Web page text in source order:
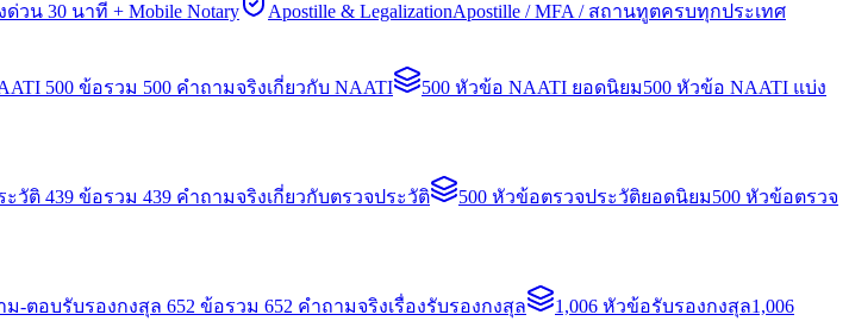
ด่วน 30 นาที + Mobile Notary Apostille & LegalizationApostille / MFA / สถานทูตครบทุกประเทศ
500 ข้อรวม 500 คำถามจริงเกี่ยวกับ NAATI 500 หัวข้อ NAATI ยอดนิยม500 หัวข้อ NAATI แบ่ง
วัติ 439 ข้อรวม 439 คำถามจริงเกี่ยวกับตรวจประวัติ 500 หัวข้อตรวจประวัติยอดนิยม500 หัวข้อตรวจ
ม-ตอบรับรองกงสุล 652 ข้อรวม 652 คำถามจริงเรื่องรับรองกงสุล 1,006 หัวข้อรับรองกงสุล1,006